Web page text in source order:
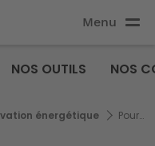
Menu
NOS OUTILS NOS
énergétique Pourquoi les passoires thermiques affluent sur le marché immobilier ?